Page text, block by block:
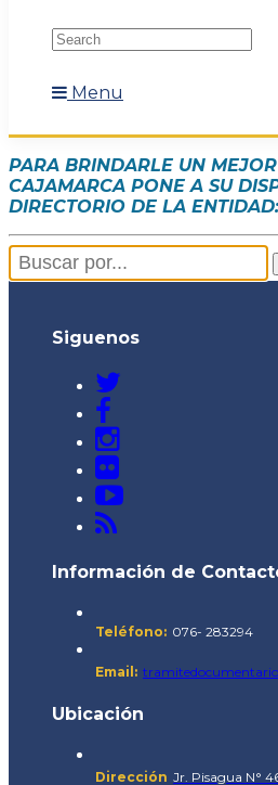
Menu
PARA BRINDARLE UN
CAJAMARCA PONE A SU
DIRECTORIO DE LA ENTIDAD:
Siguenos
Información de
Teléfono: 076- 283294
Email:
Ubicación
Dirección Jr. Pisagua N°